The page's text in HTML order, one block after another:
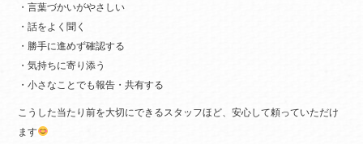
・言葉づかいがやさしい
・話をよく聞く
・勝手に進めず確認する
・気持ちに寄り添う
・小さなことでも報告・共有する
こうした当たり前を大切にできるスタッフほど、安心して頼っていただけ
ます